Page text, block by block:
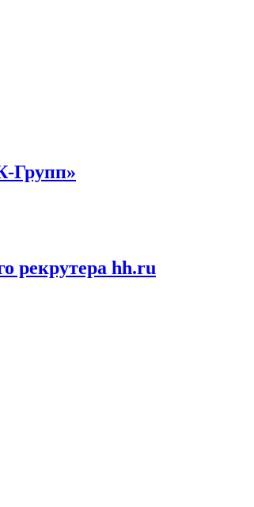
Групп»
рекрутера hh.ru